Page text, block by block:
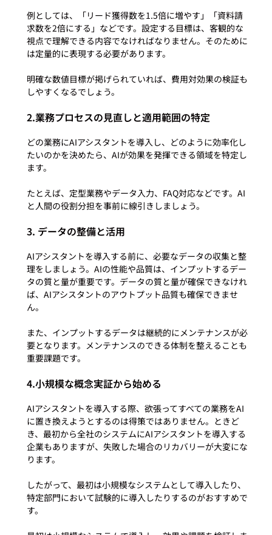
例としては、「リード獲得数を1.5倍に増やす」「資料請
求数を2倍にする」などです。設定する目標は、客観的な
視点で理解できる内容でなければなりません。そのために
は定量的に表現する必要があります。
明確な数値目標が掲げられていれば、費用対効果の検証も
2.業務プロセスの見直しと適用範囲の特定
どの業務にAIアシスタントを導入し、どのように効率化し
たいのかを決めたら、AIが効果を発揮できる領域を特定し
ます。
たとえば、定型業務やデータ入力、FAQ対応などです。AI
3. データの整備と活用
AIアシスタントを導入する前に、必要なデータの収集と整
理をしましょう。AIの性能や品質は、インプットするデー
タの質と量が重要です。データの質と量が確保できなけれ
ば、AIアシスタントのアウトプット品質も確保できませ
ん。
また、インプットするデータは継続的にメンテナンスが必
要となります。メンテナンスのできる体制を整えることも
4.小規模な概念実証から始める
AIアシスタントを導入する際、欲張ってすべての業務をAI
に置き換えようとするのは得策ではありません。ときど
き、最初から全社のシステムにAIアシスタントを導入する
企業もありますが、失敗した場合のリカバリーが大変にな
ります。
したがって、最初は小規模なシステムとして導入したり、
特定部門において試験的に導入したりするのがおすすめで
す。